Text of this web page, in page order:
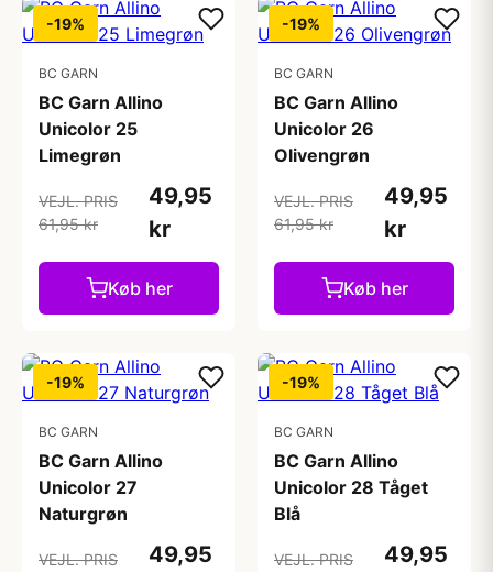
-19%
BC GARN
BC Garn Allino
Unicolor 25
Limegrøn
VEJL. PRIS
61,95 kr
49,95
kr
Køb her
-19%
BC GARN
BC Garn Allino
Unicolor 26
Olivengrøn
VEJL. PRIS
61,95 kr
49,95
kr
Køb her
-19%
BC GARN
BC Garn Allino
Unicolor 27
Naturgrøn
VEJL. PRIS
49,95
-19%
BC GARN
BC Garn Allino
Unicolor 28 Tåget
Blå
VEJL. PRIS
49,95